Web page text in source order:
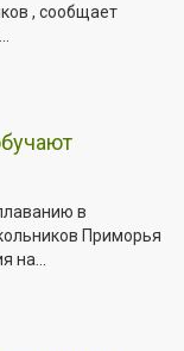
, сообщает
в
Приморья
на...